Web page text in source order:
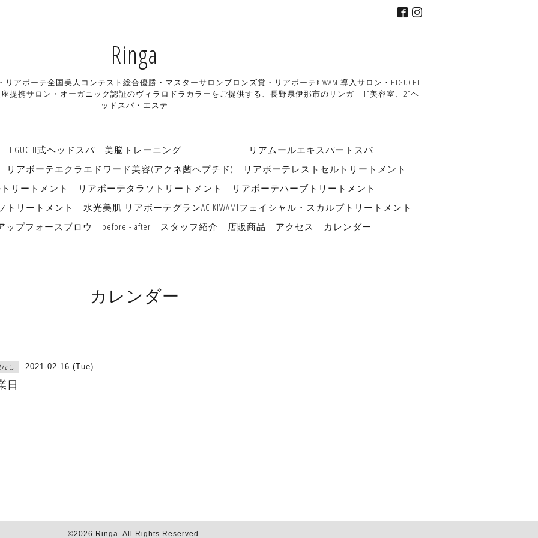
Ringa
リアボーテ全国美人コンテスト総合優勝・マスターサロンブロンズ賞・リアボーテKIWAMI導入サロン・HIGUCHI
提携サロン・オーガニック認証のヴィラロドラカラーをご提供する、長野県伊那市のリンガ 1F美容室、2Fヘ
ッドスパ・エステ
HIGUCHI式ヘッドスパ
美脳トレーニング リアムールエキスパートスパ
リアボーテエクラエドワード美容(アクネ菌ペプチド)
リアボーテレストセルトリートメント
リートメント
リアボーテタラソトリートメント
リアボーテハーブトリートメント
トリートメント
水光美肌 リアボーテグランAC KIWAMIフェイシャル・スカルプトリートメント
ップフォースブロウ
before - after スタッフ紹介 店販商品 アクセス カレンダー
カレンダー
し 2021-02-16 (Tue)
日
©2026 Ringa. All Rights Reserved.